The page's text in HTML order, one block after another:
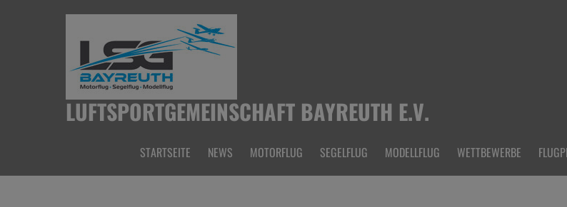
LUFTSPORTGEMEINSCHAFT BAYREUTH E.V.
STARTSEITE NEWS MOTORFLUG SEGELFLUG MODELLFLUG WETTBEWERBE